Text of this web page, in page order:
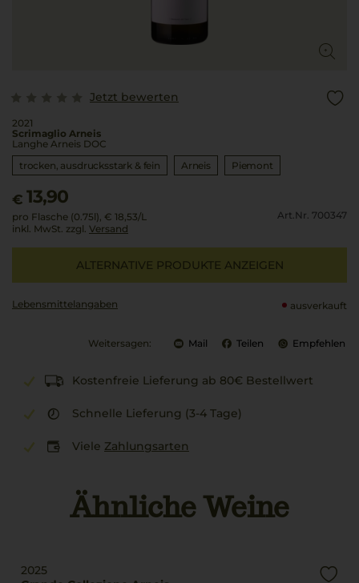
Jetzt bewerten
2021
Scrimaglio Arneis
Langhe Arneis DOC
trocken, ausdrucksstark & fein
Arneis Piemont
€ 13,90
pro Flasche (0.75l), € 18,53/L
inkl. MwSt. zzgl. Versand
Art.Nr. 700347
ALTERNATIVE PRODUKTE ANZEIGEN
Lebensmittel­angaben ausverkauft
Weitersagen: Mail Teilen Empfehlen
Kostenfreie Lieferung ab 80€ Bestellwert
Schnelle Lieferung (3-4 Tage)
Viele Zahlungsarten
Ähnliche Weine
2025